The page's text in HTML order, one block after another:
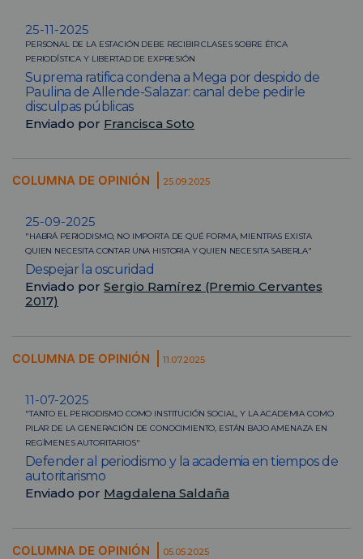
25-11-2025
PERSONAL DE LA ESTACIÓN DEBE RECIBIR CLASES SOBRE ÉTICA
PERIODÍSTICA Y LIBERTAD DE EXPRESIÓN
Suprema ratifica condena a Mega por despido de
Paulina de Allende-Salazar: canal debe pedirle
disculpas públicas
Enviado por Francisca Soto
COLUMNA DE OPINIÓN 25.09.2025
25-09-2025
"HABRÁ PERIODISMO, NO IMPORTA DE QUÉ FORMA, MIENTRAS EXISTA
QUIEN NECESITA CONTAR UNA HISTORIA Y QUIEN NECESITA SABERLA"
Despejar la oscuridad
Enviado por Sergio Ramírez (Premio Cervantes
2017)
COLUMNA DE OPINIÓN 11.07.2025
11-07-2025
"TANTO EL PERIODISMO COMO INSTITUCIÓN SOCIAL, Y LA ACADEMIA COMO
PILAR DE LA GENERACIÓN DE CONOCIMIENTO, ESTÁN BAJO AMENAZA EN
REGÍMENES AUTORITARIOS"
Defender al periodismo y la academia en tiempos de
autoritarismo
Enviado por Magdalena Saldaña
COLUMNA DE OPINIÓN 05.05.2025